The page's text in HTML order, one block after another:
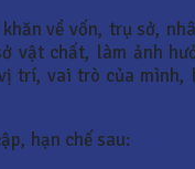
về vốn, trụ sở,
vật chất, làm ảnh
trí, vai trò của
hạn chế sau: